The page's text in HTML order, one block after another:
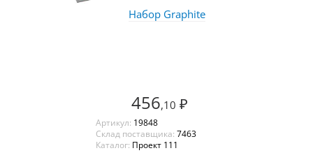
Набор Graphite
456,10 ₽
Артикул: 19848
Склад поставщика: 7463
Каталог: Проект 111